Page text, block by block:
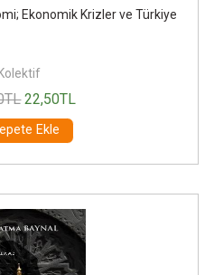
Ekonomik Krizler ve Türkiye
Kolektif
TL 22,50TL
Ekle